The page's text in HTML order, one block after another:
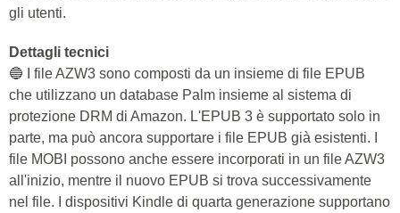
gli utenti.
Dettagli tecnici
🔵 I file AZW3 sono composti da un insieme di file EPUB
che utilizzano un database Palm insieme al sistema di
protezione DRM di Amazon. L'EPUB 3 è supportato solo in
parte, ma può ancora supportare i file EPUB già esistenti. I
file MOBI possono anche essere incorporati in un file AZW3
all'inizio, mentre il nuovo EPUB si trova successivamente
nel file. I dispositivi Kindle di quarta generazione supportano